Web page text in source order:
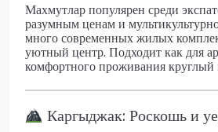
Махмутлар популярен среди
разумным ценам и
много современных жилых
уютный центр. Подходит как для
комфортного проживания круглый
Каргыджак: Роскошь и